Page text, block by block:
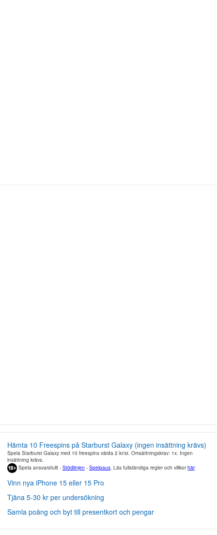
Hämta 10 Freespins på Starburst Galaxy (ingen insättning krävs)
Spela Starburst Galaxy med 10 freespins värda 2 kr/st. Omsättningskrav: 1x. Ingen
insättning krävs.
Spela ansvarsfullt - Stödlinjen - Spelpaus . Läs fullständiga regler och villkorhär
Vinn nya iPhone 15 eller 15 Pro
Tjäna 5-30 kr per undersökning
Samla poäng och byt till presentkort och pengar